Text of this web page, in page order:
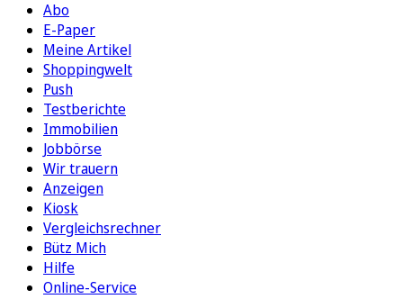
Abo
E-Paper
Meine Artikel
Shoppingwelt
Push
Testberichte
Immobilien
Jobbörse
Wir trauern
Anzeigen
Kiosk
Vergleichsrechner
Bütz Mich
Hilfe
Online-Service